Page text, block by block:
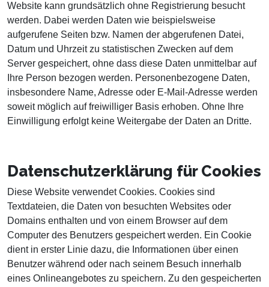
Website kann grundsätzlich ohne Registrierung besucht
werden. Dabei werden Daten wie beispielsweise
aufgerufene Seiten bzw. Namen der abgerufenen Datei,
Datum und Uhrzeit zu statistischen Zwecken auf dem
Server gespeichert, ohne dass diese Daten unmittelbar auf
Ihre Person bezogen werden. Personenbezogene Daten,
insbesondere Name, Adresse oder E-Mail-Adresse werden
soweit möglich auf freiwilliger Basis erhoben. Ohne Ihre
Einwilligung erfolgt keine Weitergabe der Daten an Dritte.
Datenschutzerklärung für Cookies
Diese Website verwendet Cookies. Cookies sind
Textdateien, die Daten von besuchten Websites oder
Domains enthalten und von einem Browser auf dem
Computer des Benutzers gespeichert werden. Ein Cookie
dient in erster Linie dazu, die Informationen über einen
Benutzer während oder nach seinem Besuch innerhalb
eines Onlineangebotes zu speichern. Zu den gespeicherten